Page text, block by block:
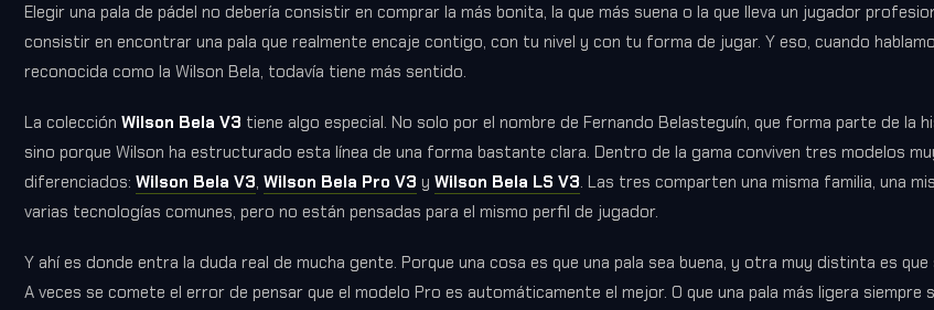
Elegir una pala de pádel no debería consistir en comprar la más bonita, la que más suena o la que lleva un jugador
consistir en encontrar una pala que realmente encaje contigo, con tu nivel y con tu forma de jugar. Y eso, cuando
reconocida como la Wilson Bela, todavía tiene más sentido.
La colección Wilson Bela V3 tiene algo especial. No solo por el nombre de Fernando Belasteguín, que forma parte de la
sino porque Wilson ha estructurado esta línea de una forma bastante clara. Dentro de la gama conviven tres modelos
diferenciados: Wilson Bela V3, Wilson Bela Pro V3 y Wilson Bela LS V3. Las tres comparten una misma familia, una
varias tecnologías comunes, pero no están pensadas para el mismo perfil de jugador.
Y ahí es donde entra la duda real de mucha gente. Porque una cosa es que una pala sea buena, y otra muy distinta es que
A veces se comete el error de pensar que el modelo Pro es automáticamente el mejor. O que una pala más ligera siempre